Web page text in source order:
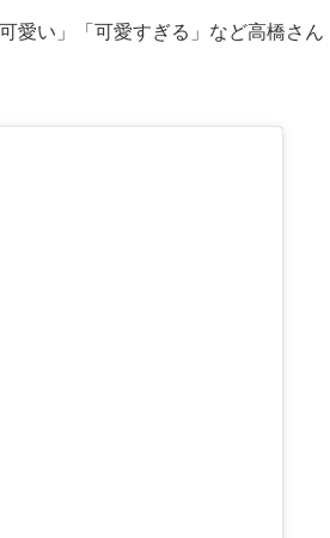
愛い」「可愛すぎる」など高橋さん